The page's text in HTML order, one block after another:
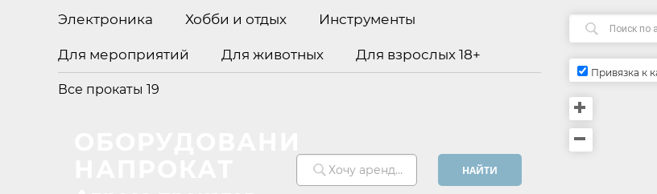
Электроника Хобби и отдых Инструменты
Для мероприятий Для животных Для взрослых 18+
Все прокаты 19
НАЙТИ
Хочу арендовать...
Привязка к